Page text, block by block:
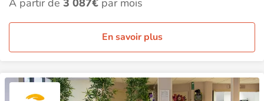
À partir de 3 087€ par mois
En savoir plus